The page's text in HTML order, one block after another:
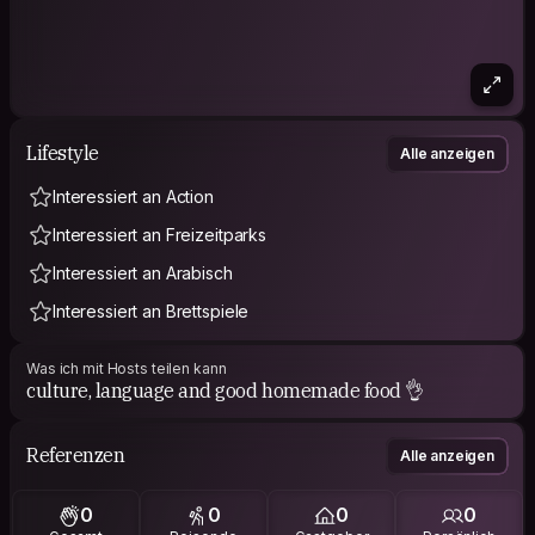
Lifestyle Alle anzeigen
Interessiert an Action
Interessiert an Freizeitparks
Interessiert an Arabisch
Interessiert an Brettspiele
Was ich mit Hosts teilen kann
culture, language and good homemade food 👌
Referenzen Alle anzeigen
0 0 0 0